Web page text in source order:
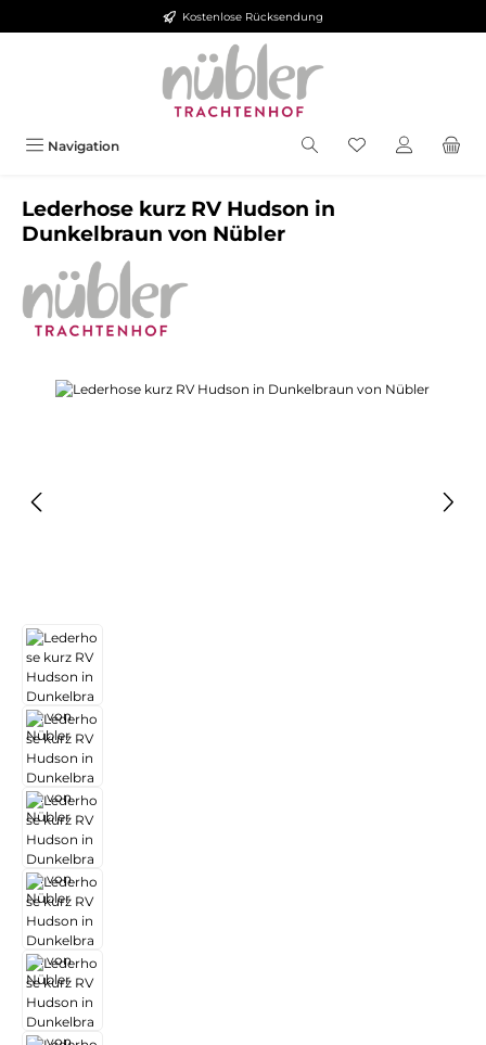
Zum Hauptinhalt springen Kostenlose Rücksendung
Navigation
Lederhose kurz RV Hudson in
Dunkelbraun von Nübler
Bildergalerie überspringen